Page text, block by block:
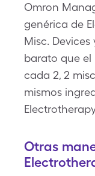
Omron
genérica de
Misc.
barato que el
cada 2, 2
mismos
Otras